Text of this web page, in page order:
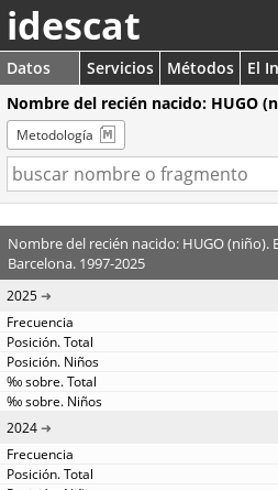
idescat
Datos Servicios Métodos
El
Nombre del recién nacido: HUGO
Metodología
Nombre del recién nacido: HUGO (niño).
Barcelona. 1997-2025
2025
2024